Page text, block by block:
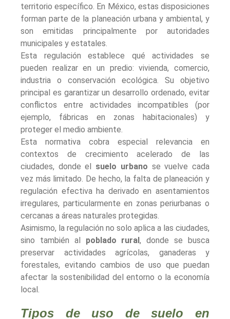
territorio específico. En México, estas disposiciones
forman parte de la planeación urbana y ambiental, y
son emitidas principalmente por autoridades
municipales y estatales.
Esta regulación establece qué actividades se
pueden realizar en un predio: vivienda, comercio,
industria o conservación ecológica. Su objetivo
principal es garantizar un desarrollo ordenado, evitar
conflictos entre actividades incompatibles (por
ejemplo, fábricas en zonas habitacionales) y
proteger el medio ambiente.
Esta normativa cobra especial relevancia en
contextos de crecimiento acelerado de las
ciudades, donde el suelo urbano se vuelve cada
vez más limitado. De hecho, la falta de planeación y
regulación efectiva ha derivado en asentamientos
irregulares, particularmente en zonas periurbanas o
cercanas a áreas naturales protegidas.
Asimismo, la regulación no solo aplica a las ciudades,
sino también al poblado rural, donde se busca
preservar actividades agrícolas, ganaderas y
forestales, evitando cambios de uso que puedan
afectar la sostenibilidad del entorno o la economía
local.
Tipos de uso de suelo en